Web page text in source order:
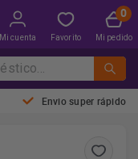
Mi cuenta Favorito Mi pedido
Envio super rápido